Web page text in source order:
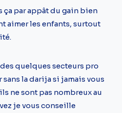
ça par appât du gain bien
aimer les enfants, surtout
quelques secteurs pro
la darija si jamais vous
ne sont pas nombreux au
je vous conseille